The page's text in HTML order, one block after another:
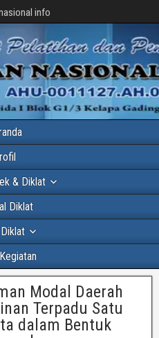
info
& Diklat
Diklat
Modal Daerah
Terpadu Satu
dalam Bentuk